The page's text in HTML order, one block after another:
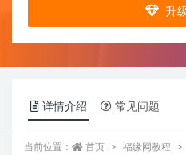
升
详情介绍 常见问题
当前位置： 首页 福缘网教程